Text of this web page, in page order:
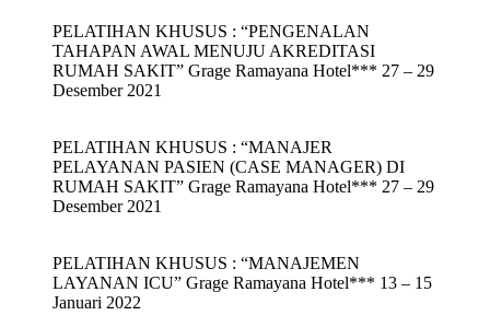
PELATIHAN KHUSUS : “PENGENALAN
TAHAPAN AWAL MENUJU AKREDITASI
RUMAH SAKIT” Grage Ramayana Hotel*** 27 – 29
Desember 2021
PELATIHAN KHUSUS : “MANAJER
PELAYANAN PASIEN (CASE MANAGER) DI
RUMAH SAKIT” Grage Ramayana Hotel*** 27 – 29
Desember 2021
PELATIHAN KHUSUS : “MANAJEMEN
LAYANAN ICU” Grage Ramayana Hotel*** 13 – 15
Januari 2022